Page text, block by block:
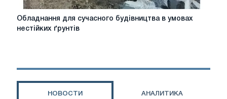
Обладнання
умовах
Обладнання для сучасного будівництва в умовах
нестійких ґрунтів
НОВОСТИ АНАЛИТИКА